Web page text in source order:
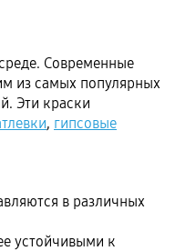
Современные
из самых популярных
Эти краски
, гипсовые
в различных
устойчивыми к